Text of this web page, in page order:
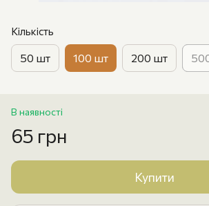
Кількість
50 шт 100 шт 200 шт
В наявності
65 грн
Купити